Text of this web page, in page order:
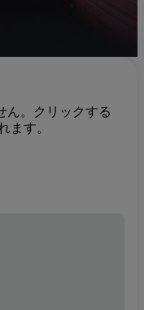
ん。クリックする
ます。